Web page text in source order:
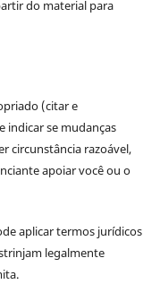
do material para
(citar e
indicar se mudanças
circunstância razoável,
apoiar você ou o
aplicar termos jurídicos
legalmente